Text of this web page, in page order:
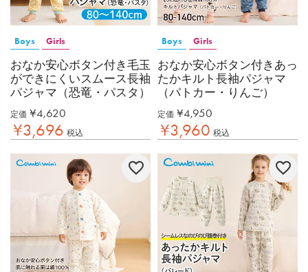
Boys Girls
おなか安心ボタン付き毛玉
ができにくいスムース長袖
パジャマ（恐竜・パスタ）
定価 ¥4,620
¥3,696 税込
Boys Girls
おなか安心ボタン付きあっ
たかキルト長袖パジャマ
（パトカー・りんご）
定価 ¥4,950
¥3,960 税込